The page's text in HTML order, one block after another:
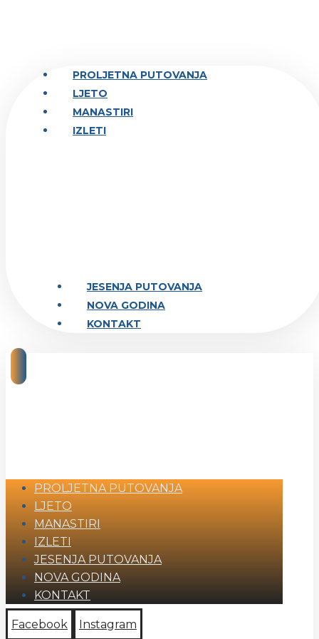
PROLJETNA PUTOVANJA
LJETO
MANASTIRI
IZLETI
JESENJA PUTOVANJA
NOVA GODINA
KONTAKT
PROLJETNA PUTOVANJA
LJETO
MANASTIRI
IZLETI
JESENJA PUTOVANJA
NOVA GODINA
KONTAKT
Facebook
Instagram